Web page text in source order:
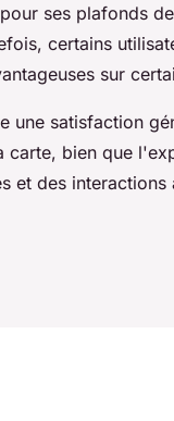
ses plafonds
certains
sur
une satisfaction
carte, bien que
et des